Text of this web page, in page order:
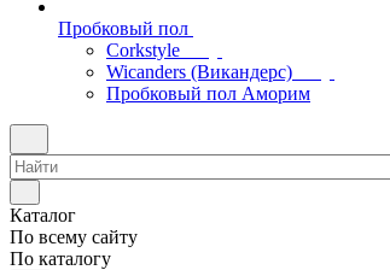
Пробковый пол
Corkstyle
Wicanders (Викандерс)
Пробковый пол Аморим
Каталог
По всему сайту
По каталогу